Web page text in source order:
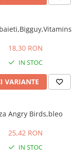
18,30 RON
IN STOC
VARIANTE
Angry Birds,bleo
25,42 RON
IN STOC